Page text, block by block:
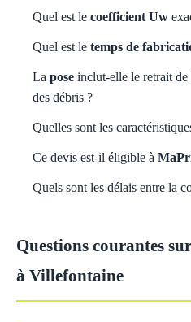
Quel est le coefficient Uw
Quel est le temps de
La pose inclut-elle le retrait
des débris ?
Quelles sont les
Ce devis est-il éligible à
Quels sont les délais entre la
Questions courantes
à Villefontaine